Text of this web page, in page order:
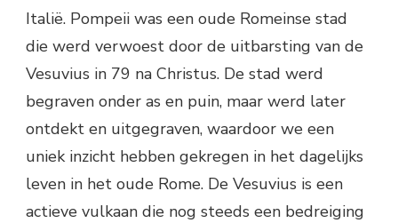
Italië. Pompeii was een oude Romeinse stad
die werd verwoest door de uitbarsting van de
Vesuvius in 79 na Christus. De stad werd
begraven onder as en puin, maar werd later
ontdekt en uitgegraven, waardoor we een
uniek inzicht hebben gekregen in het dagelijks
leven in het oude Rome. De Vesuvius is een
actieve vulkaan die nog steeds een bedreiging